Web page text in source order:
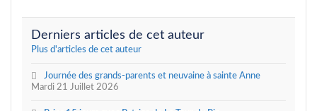
Derniers articles de cet auteur
Plus d'articles de cet auteur
Mardi 21 Juillet 2026
Journée des grands-parents et neuvaine à sainte Anne